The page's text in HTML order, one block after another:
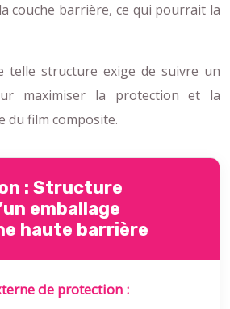
couche barrière, ce qui pourrait la
telle structure exige de suivre un
maximiser la protection et la
du film composite.
: Structure
emballage
haute barrière
de protection :